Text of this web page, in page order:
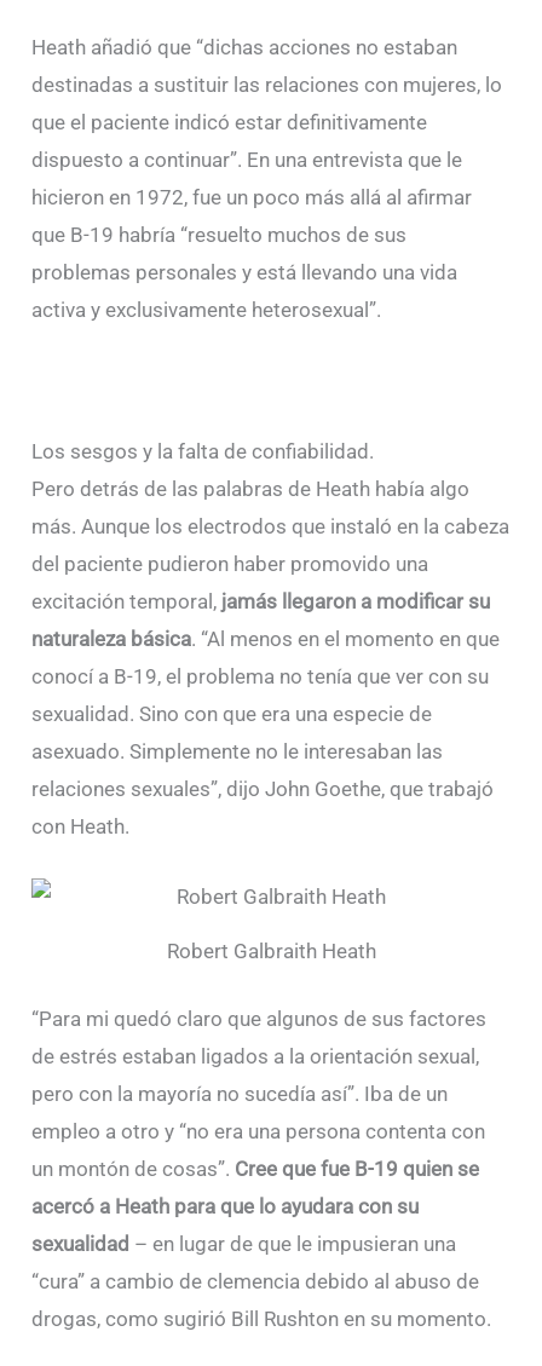
Heath añadió que “dichas acciones no estaban
destinadas a sustituir las relaciones con mujeres, lo
que el paciente indicó estar definitivamente
dispuesto a continuar”. En una entrevista que le
hicieron en 1972, fue un poco más allá al afirmar
que B-19 habría “resuelto muchos de sus
problemas personales y está llevando una vida
activa y exclusivamente heterosexual”.
Los sesgos y la falta de confiabilidad.
Pero detrás de las palabras de Heath había algo
más. Aunque los electrodos que instaló en la cabeza
del paciente pudieron haber promovido una
excitación temporal, jamás llegaron a modificar su
naturaleza básica. “Al menos en el momento en que
conocí a B-19, el problema no tenía que ver con su
sexualidad. Sino con que era una especie de
asexuado. Simplemente no le interesaban las
relaciones sexuales”, dijo John Goethe, que trabajó
con Heath.
Robert Galbraith Heath
“Para mi quedó claro que algunos de sus factores
de estrés estaban ligados a la orientación sexual,
pero con la mayoría no sucedía así”. Iba de un
empleo a otro y “no era una persona contenta con
un montón de cosas”. Cree que fue B-19 quien se
acercó a Heath para que lo ayudara con su
sexualidad – en lugar de que le impusieran una
“cura” a cambio de clemencia debido al abuso de
drogas, como sugirió Bill Rushton en su momento.